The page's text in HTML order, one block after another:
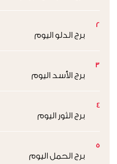
2
برج الدلو اليوم
3
برج الأسد اليوم
4
برج الثور اليوم
5
برج الحمل اليوم